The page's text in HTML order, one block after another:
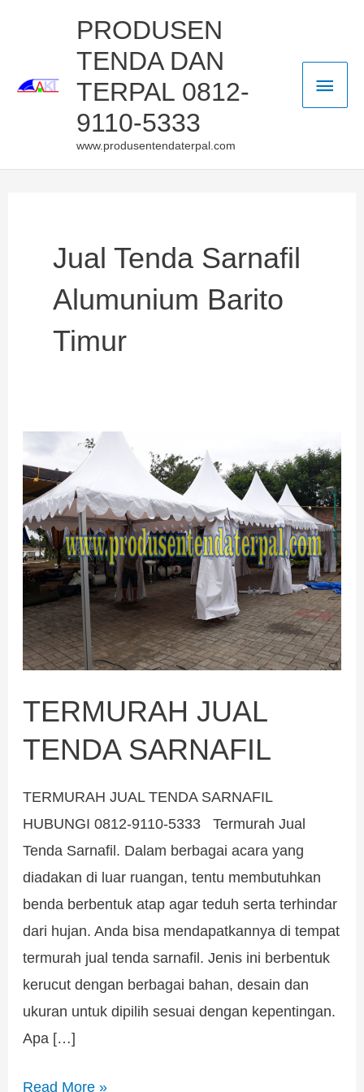
PRODUSEN
TENDA DAN
TERPAL 0812-
9110-5333
www.produsentendaterpal.com
Jual Tenda Sarnafil
Alumunium Barito
Timur
TERMURAH JUAL
TENDA SARNAFIL
TERMURAH JUAL TENDA SARNAFIL
HUBUNGI 0812-9110-5333 Termurah Jual
Tenda Sarnafil. Dalam berbagai acara yang
diadakan di luar ruangan, tentu membutuhkan
benda berbentuk atap agar teduh serta terhindar
dari hujan. Anda bisa mendapatkannya di tempat
termurah jual tenda sarnafil. Jenis ini berbentuk
kerucut dengan berbagai bahan, desain dan
ukuran untuk dipilih sesuai dengan kepentingan.
Apa […]
TERMURAH
JUAL
TENDA
SARNAFIL
Read More »